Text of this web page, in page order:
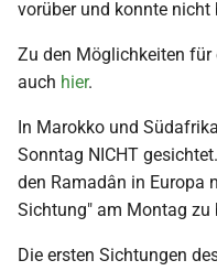
2001
vorüber und konnte nicht
Zu den Möglichkeiten für
auch hier.
In Marokko und
Sonntag NICHT
den Ramadân in Europa
Sichtung" am Montag zu
Die ersten Sichtungen